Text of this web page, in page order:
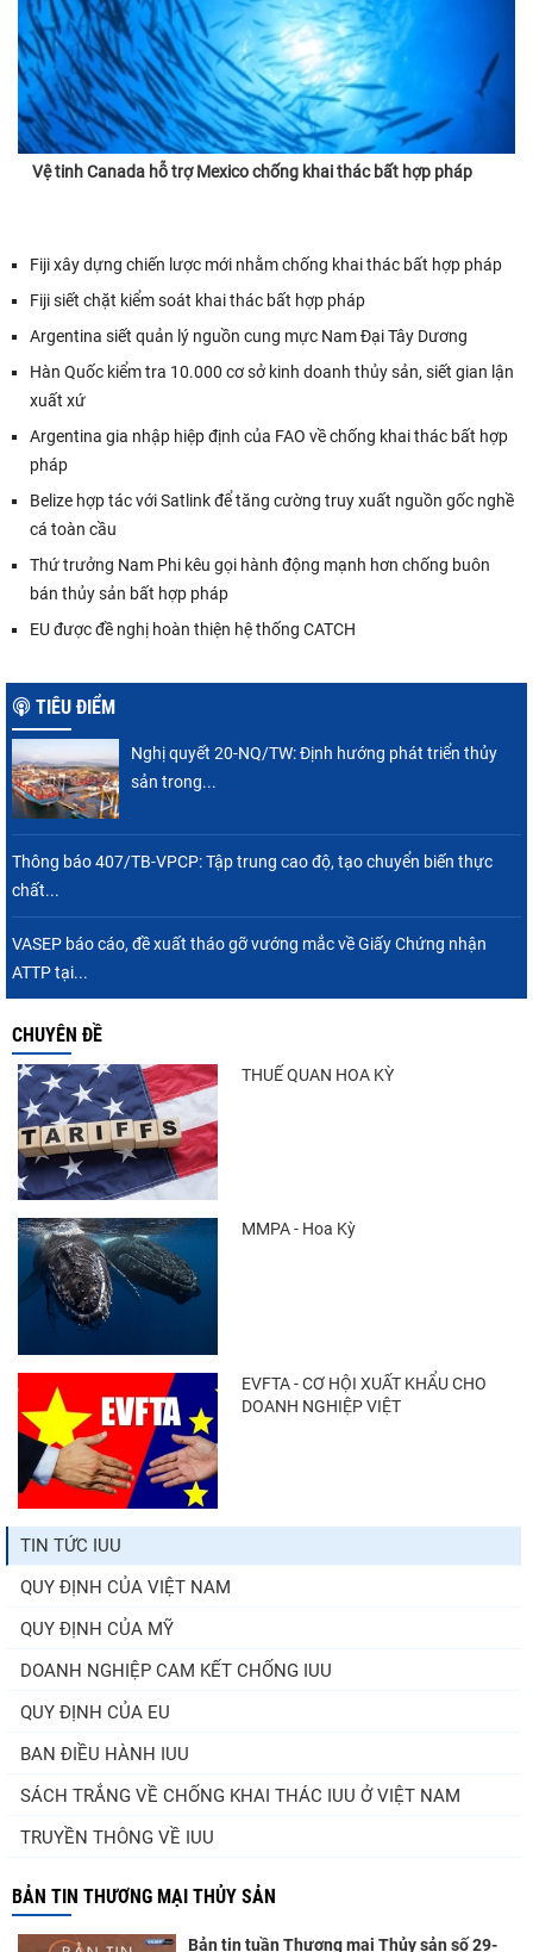
Vệ tinh Canada hỗ trợ Mexico chống khai thác bất hợp pháp
Fiji xây dựng chiến lược mới nhằm chống khai thác bất hợp pháp
Fiji siết chặt kiểm soát khai thác bất hợp pháp
Argentina siết quản lý nguồn cung mực Nam Đại Tây Dương
Hàn Quốc kiểm tra 10.000 cơ sở kinh doanh thủy sản, siết gian lận
xuất xứ
Argentina gia nhập hiệp định của FAO về chống khai thác bất hợp
pháp
Belize hợp tác với Satlink để tăng cường truy xuất nguồn gốc nghề
cá toàn cầu
Thứ trưởng Nam Phi kêu gọi hành động mạnh hơn chống buôn
bán thủy sản bất hợp pháp
EU được đề nghị hoàn thiện hệ thống CATCH
TIÊU ĐIỂM
Nghị quyết 20-NQ/TW: Định hướng phát triển thủy
sản trong...
Thông báo 407/TB-VPCP: Tập trung cao độ, tạo chuyển biến thực
chất...
VASEP báo cáo, đề xuất tháo gỡ vướng mắc về Giấy Chứng nhận
ATTP tại...
CHUYÊN ĐỀ
THUẾ QUAN HOA KỲ
MMPA - Hoa Kỳ
EVFTA - CƠ HỘI XUẤT KHẨU CHO
DOANH NGHIỆP VIỆT
TIN TỨC IUU
QUY ĐỊNH CỦA VIỆT NAM
QUY ĐỊNH CỦA MỸ
DOANH NGHIỆP CAM KẾT CHỐNG IUU
QUY ĐỊNH CỦA EU
BAN ĐIỀU HÀNH IUU
SÁCH TRẮNG VỀ CHỐNG KHAI THÁC IUU Ở VIỆT NAM
TRUYỀN THÔNG VỀ IUU
BẢN TIN THƯƠNG MẠI THỦY SẢN
Bản tin tuần Thương mại Thủy sản số 29-